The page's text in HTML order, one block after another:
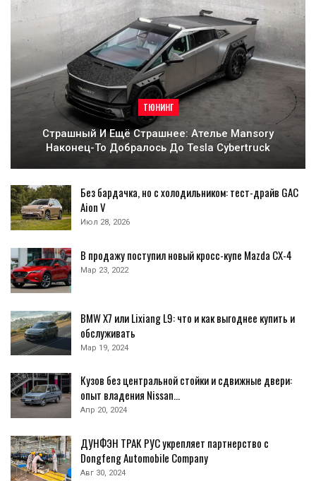
ТЮНИНГ
Страшный И Ещё Страшнее: Ателье Mansory
Наконец-То Добралось До Tesla Cybertruck
Без бардачка, но с холодильником: тест-драйв GAC
Aion V
Июл 28, 2026
В продажу поступил новый кросс-купе Mazda CX-4
Мар 23, 2022
BMW X7 или Lixiang L9: что и как выгоднее купить и
обслуживать
Мар 19, 2024
Кузов без центральной стойки и сдвижные двери:
опыт владения Nissan…
Апр 20, 2024
ДУНФЭН ТРАК РУС укрепляет партнерство с
Dongfeng Automobile Company
Авг 30, 2024